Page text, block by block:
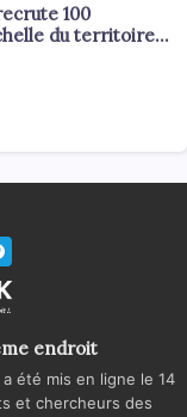
100
du territoire
endroit
été mis en ligne le 14
et chercheurs des